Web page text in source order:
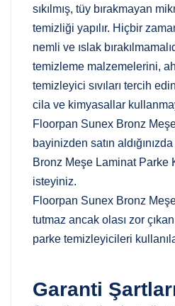
sıkılmış, tüy bırakmayan
temizliği yapılır. Hiçbir
nemli ve ıslak
temizleme malzemelerini,
temizleyici sıvıları tercih
cila ve kimyasallar
Floorpan Sunex Bronz
bayinizden satın
Bronz Meşe Laminat Parke
isteyiniz.
Floorpan Sunex Bronz
tutmaz ancak olası zor
parke temizleyicileri
Garanti